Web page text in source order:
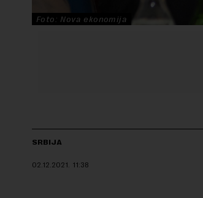
Foto: Nova ekonomija
SRBIJA
02.12.2021. 11:38